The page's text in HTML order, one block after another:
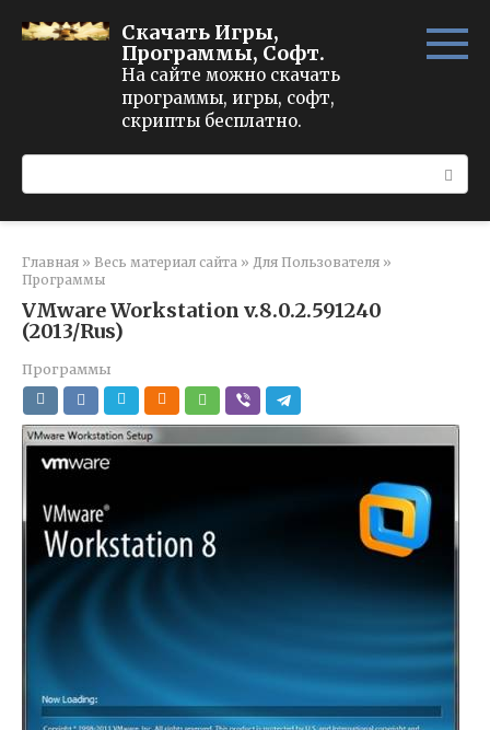
Скачать Игры,
Программы, Софт.
На сайте можно скачать
программы, игры, софт,
скрипты бесплатно.
Главная » Весь материал сайта » Для Пользователя »
Программы
VMware Workstation v.8.0.2.591240
(2013/Rus)
Программы